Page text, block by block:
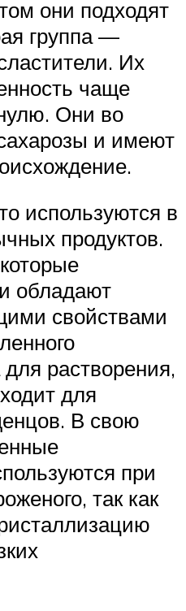
они подходят
группа —
Их
чаще
Они во
и имеют
используются в
продуктов.
обладают
свойствами
растворения,
для
В свою
при
так как